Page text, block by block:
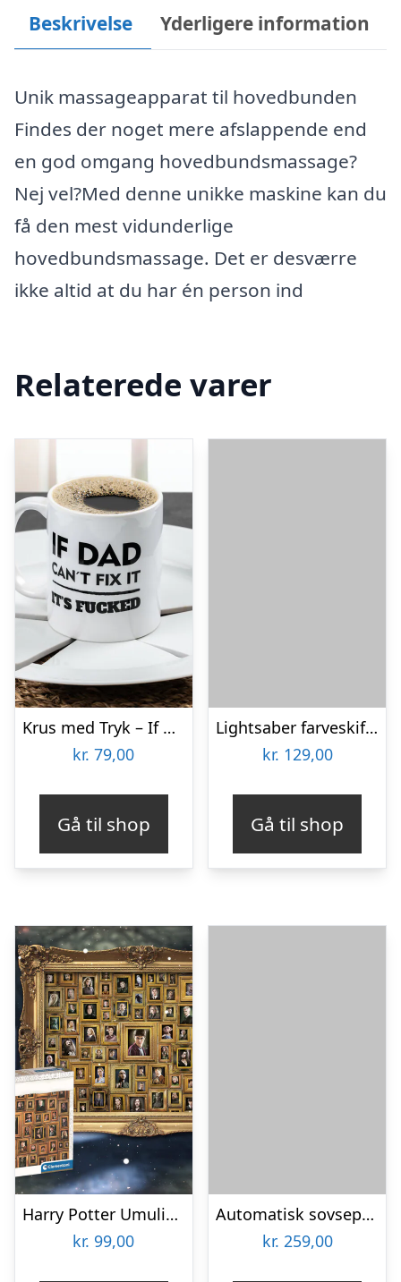
Beskrivelse Yderligere information
Unik massageapparat til hovedbunden
Findes der noget mere afslappende end
en god omgang hovedbundsmassage?
Nej vel?Med denne unikke maskine kan du
få den mest vidunderlige
hovedbundsmassage. Det er desværre
ikke altid at du har én person ind
Relaterede varer
Krus med Tryk – If Dad Can’t Fix It
kr. 79,00
Gå til shop
Lightsaber farveskiftende krus
kr. 129,00
Gå til shop
Harry Potter Umulig Puslespil
kr. 99,00
Automatisk sovsepisker – Stirr
kr. 259,00